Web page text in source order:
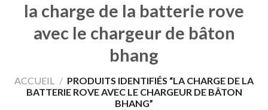
la charge de la batterie rove
avec le chargeur de bâton
bhang
ACCUEIL / PRODUITS IDENTIFIÉS “LA CHARGE DE LA
BATTERIE ROVE AVEC LE CHARGEUR DE BÂTON
BHANG”